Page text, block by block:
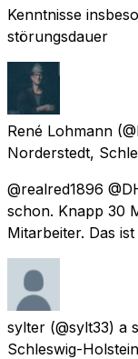
Kenntnisse
störungsdauer
René Lohmann
Norderstedt,
@realred1896
schon. Knapp 30
Mitarbeiter. Das
sylter (@sylt33) a
Schleswig-Holstein